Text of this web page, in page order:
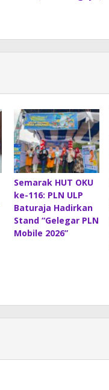
Semarak HUT OKU
ke-116: PLN ULP
Baturaja Hadirkan
Stand “Gelegar PLN
Mobile 2026”